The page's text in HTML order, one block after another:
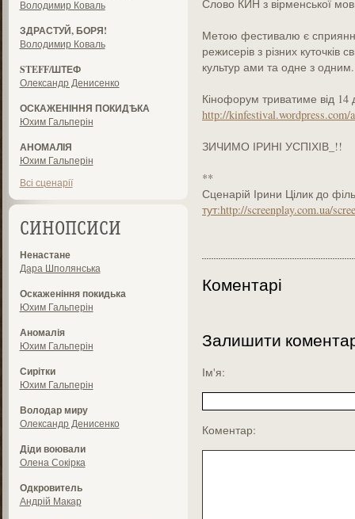
Володимир Коваль
ЗДРАСТУЙ, БОРЯ!
Володимир Коваль
STEFF/ШТЕФ
Олександр Денисенко
ОСКАЖЕНІННЯ ПОКИДѢКА
Юхим Гальперін
АНОМАЛІЯ
Юхим Гальперін
Всі сценарії
СИНОПСИСИ
Ненастане
Дара Шполянська
Оскаженіння покидька
Юхим Гальперін
Аномалія
Юхим Гальперін
Сирітки
Юхим Гальперін
Володар миру
Олександр Денисенко
Діди воювали
Олена Сокірка
Одкровитель
Андрій Макар
Слово КИН з вірменської
Метою фестивалю є
режисерів з різних куточків
культур ами та одне з одним.
Кінофорум триватиме від 14
http://kinfestival.wordpress.com/
ЗИЧИМО ІРИНІ УСПІХІВ_!!
**
Сценарій Ірини Цілик до
тут:http://screenplay.com.ua/
Коментарі
Залишити
Ім'я:
Коментар: